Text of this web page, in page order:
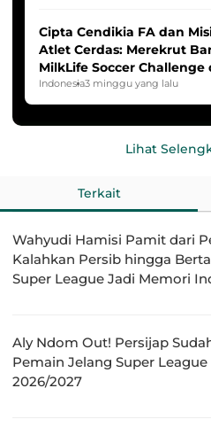
Cipta Cendikia FA dan
Atlet Cerdas: Merekrut
MilkLife Soccer
HYDROPLUS Soccer League
Indonesia3 minggu yang lalu
Lihat
Terkait
Wahyudi Hamisi Pamit dari
Kalahkan Persib hingga
Super League Jadi Memori
Aly Ndom Out! Persijap
Pemain Jelang Super League
2026/2027